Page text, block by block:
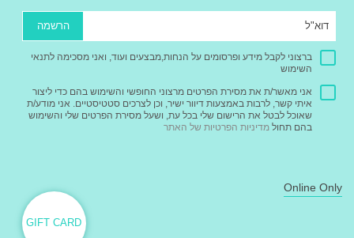
הרשמה
ברצוני לקבל מידע ופרסומים על הנחות,מבצעים ועוד, ואני מסכימה לתנאי
השימוש
אני מאשר/ת את מסירת הפרטים מרצוני החופשי והשימוש בהם כדי ליצור
איתי קשר, לרבות באמצעות דיוור ישיר, וכן לצרכים סטטיסטיים. אני מודע/ת
שאוכל לבטל את הרישום שלי בכל עת, ושעל מסירת הפרטים שלי והשימוש
בהם תחול מדיניות הפרטיות של האתר
Online Only
GIFT CARD